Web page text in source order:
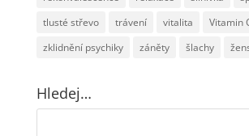
tlusté střevo
trávení vitalita Vitamin
zklidnění psychiky
záněty šlachy
Hledej…